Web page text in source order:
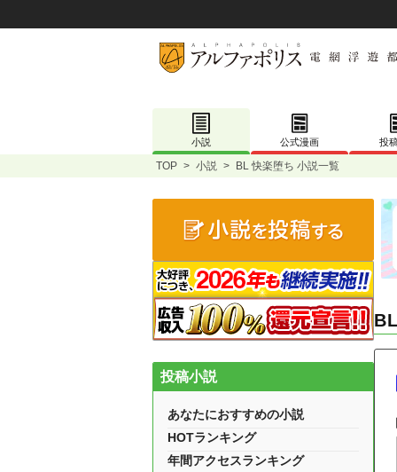
小説 公式漫画 投
TOP > 小説 > BL 快楽堕ち 小説一覧
投稿小説
あなたにおすすめの小説
HOTランキング
年間アクセスランキング